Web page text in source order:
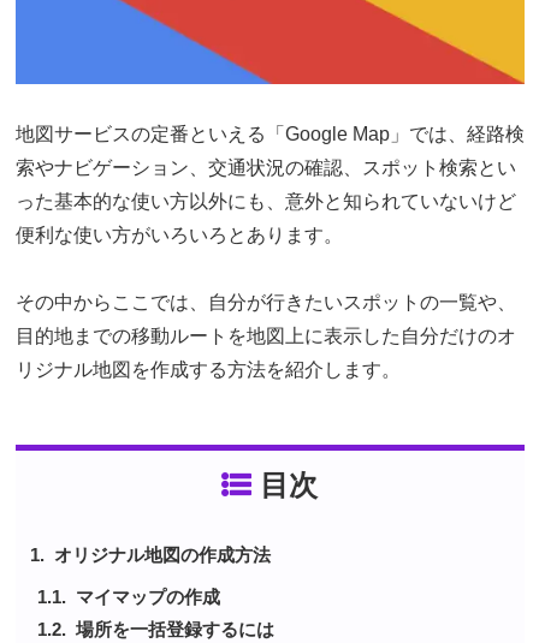
地図サービスの定番といえる「Google Map」では、経路検
索やナビゲーション、交通状況の確認、スポット検索とい
った基本的な使い方以外にも、意外と知られていないけど
便利な使い方がいろいろとあります。
その中からここでは、自分が行きたいスポットの一覧や、
目的地までの移動ルートを地図上に表示した自分だけのオ
リジナル地図を作成する方法を紹介します。
目次
オリジナル地図の作成方法
マイマップの作成
場所を一括登録するには